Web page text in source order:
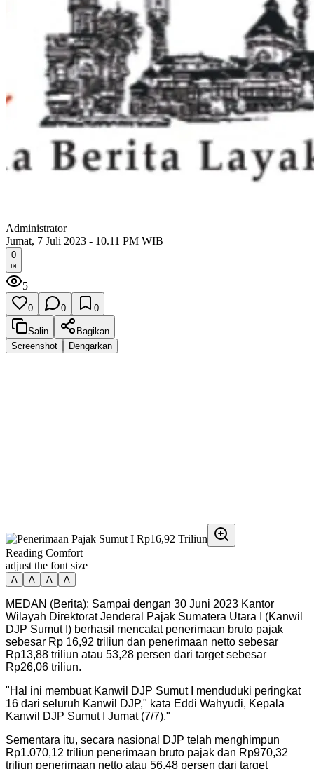
Administrator
Jumat, 7 Juli 2023 - 10.11 PM WIB
0
5
0 0 0
Salin
Bagikan
Screenshot
Dengarkan
Reading Comfort
adjust the font size
A A A A
MEDAN (Berita): Sampai dengan 30 Juni 2023 Kantor
Wilayah Direktorat Jenderal Pajak Sumatera Utara I (Kanwil
DJP Sumut I) berhasil mencatat penerimaan bruto pajak
sebesar Rp 16,92 triliun dan penerimaan netto sebesar
Rp13,88 triliun atau 53,28 persen dari target sebesar
Rp26,06 triliun.
"Hal ini membuat Kanwil DJP Sumut I menduduki peringkat
16 dari seluruh Kanwil DJP," kata Eddi Wahyudi, Kepala
Kanwil DJP Sumut I Jumat (7/7)."
Sementara itu, secara nasional DJP telah menghimpun
Rp1.070,12 triliun penerimaan bruto pajak dan Rp970,32
triliun penerimaan netto atau 56,48 persen dari target